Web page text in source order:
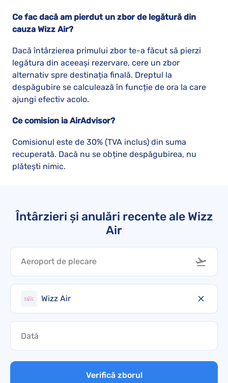
Ce fac dacă am pierdut un zbor de legătură din
cauza Wizz Air?
Dacă întârzierea primului zbor te-a făcut să pierzi
legătura din aceeași rezervare, cere un zbor
alternativ spre destinația finală. Dreptul la
despăgubire se calculează în funcție de ora la care
ajungi efectiv acolo.
Ce comision ia AirAdvisor?
Comisionul este de 30% (TVA inclus) din suma
recuperată. Dacă nu se obține despăgubirea, nu
plătești nimic.
Întârzieri și anulări recente ale Wizz
Air
Wizz Air
Verifică zborul